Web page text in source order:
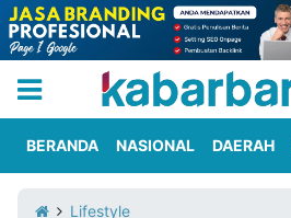
BERANDA NASIONAL DAERAH
Lifestyle